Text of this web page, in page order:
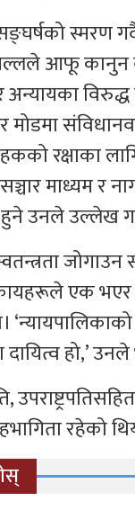
स्मरण
मल्लले आफू कानुन
अन्यायका
रक्षाका
माध्यम र
हुने उनले उल्लेख
एक भएर
हो,’
रहेको